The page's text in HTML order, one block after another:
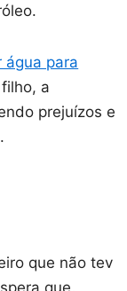
água para
a
prejuízos e
que não tev
que,